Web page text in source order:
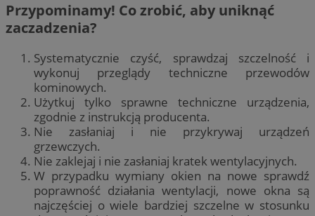
Przypominamy! Co zrobić, aby uniknąć
zaczadzenia?
Systematycznie czyść, sprawdzaj szczelność i
wykonuj przeglądy techniczne przewodów
kominowych.
Użytkuj tylko sprawne techniczne urządzenia,
zgodnie z instrukcją producenta.
Nie zasłaniaj i nie przykrywaj urządzeń
grzewczych.
Nie zaklejaj i nie zasłaniaj kratek wentylacyjnych.
W przypadku wymiany okien na nowe sprawdź
poprawność działania wentylacji, nowe okna są
najczęściej o wiele bardziej szczelne w stosunku